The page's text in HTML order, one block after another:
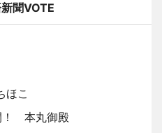
聞VOTE
ほこ
！ 本丸御殿